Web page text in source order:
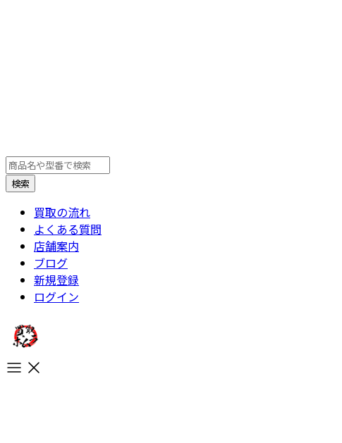
買取の流れ
よくある質問
店舗案内
ブログ
新規登録
ログイン